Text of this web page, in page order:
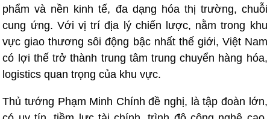
phẩm và nền kinh tế, đa dạng hóa thị trường, chuỗi
cung ứng. Với vị trí địa lý chiến lược, nằm trong khu
vực giao thương sôi động bậc nhất thế giới, Việt Nam
có lợi thế trở thành trung tâm trung chuyển hàng hóa,
logistics quan trọng của khu vực.
Thủ tướng Phạm Minh Chính đề nghị, là tập đoàn lớn,